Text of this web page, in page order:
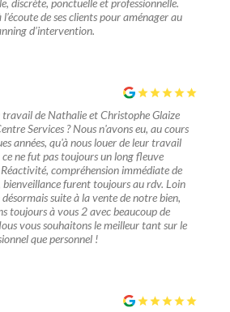
l’écoute de ses clients pour aménager au
d’intervention.
travail de Nathalie et Christophe Glaize
Services ? Nous n'avons eu, au cours
années, qu'à nous louer de leur travail
ne fut pas toujours un long fleuve
compréhension immédiate de
furent toujours au rdv. Loin
suite à la vente de notre bien,
toujours à vous 2 avec beaucoup de
vous souhaitons le meilleur tant sur le
que personnel !